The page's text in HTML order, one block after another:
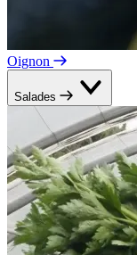
Oignon
Salades